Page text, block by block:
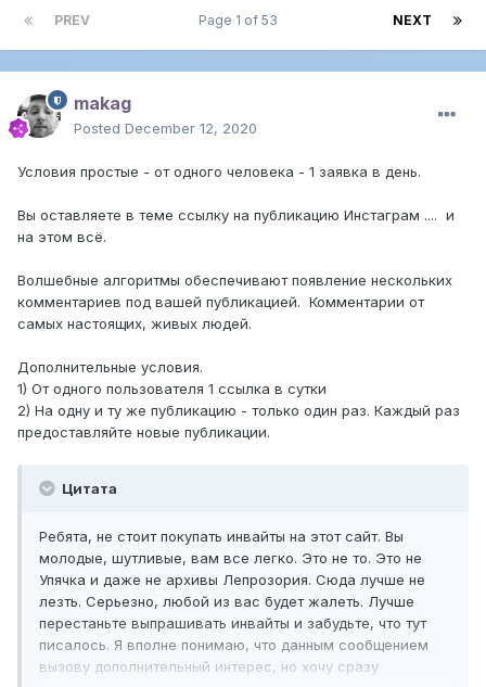
PREV NEXT
Page 1 of 53
makag
Posted December 12, 2020
Условия простые - от одного человека - 1 заявка в день.
Вы оставляете в теме ссылку на публикацию Инстаграм .... и
на этом всё.
Волшебные алгоритмы обеспечивают появление нескольких
комментариев под вашей публикацией. Комментарии от
самых настоящих, живых людей.
Дополнительные условия.
1) От одного пользователя 1 ссылка в сутки
2) На одну и ту же публикацию - только один раз. Каждый раз
предоставляйте новые публикации.
Цитата
Ребята, не стоит покупать инвайты на этот сайт. Вы
молодые, шутливые, вам все легко. Это не то. Это не
Упячка и даже не архивы Лепрозория. Сюда лучше не
лезть. Серьезно, любой из вас будет жалеть. Лучше
перестаньте выпрашивать инвайты и забудьте, что тут
писалось. Я вполне понимаю, что данным сообщением
вызову дополнительный интерес, но хочу сразу